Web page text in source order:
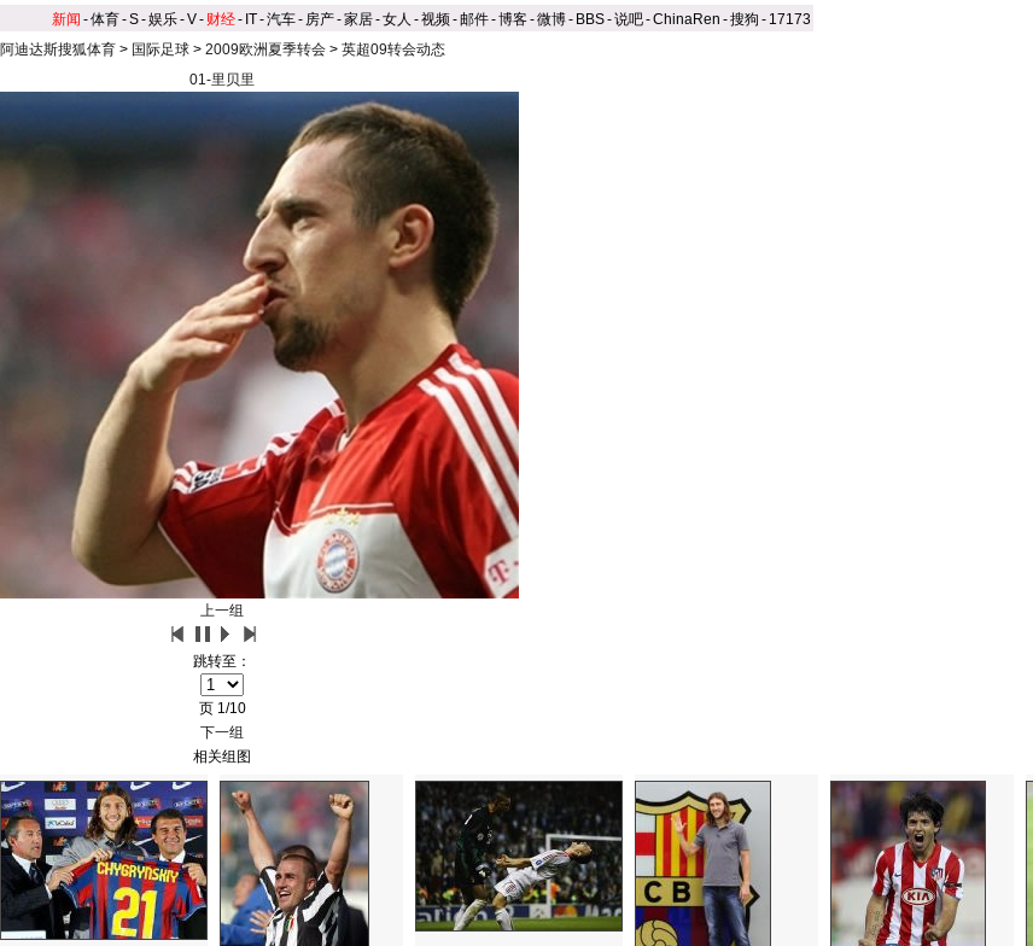
新闻 -体育-S-娱乐-V- 财经- IT-汽车- 房产-家居-女人 -视频-邮件-博客-微博- BBS-说吧-ChinaRen -搜狗 - 17173
阿迪达斯搜狐体育> 国际足球> 2009欧洲夏季转会> 英超09转会动态
01-里贝里
上一组
跳转至：
页 1/10
下一组
相关组图